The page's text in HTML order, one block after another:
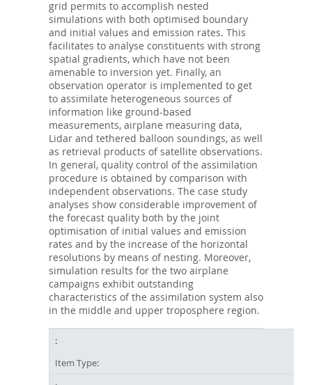
grid permits to accomplish nested
simulations with both optimised boundary
and initial values and emission rates. This
facilitates to analyse constituents with strong
spatial gradients, which have not been
amenable to inversion yet. Finally, an
observation operator is implemented to get
to assimilate heterogeneous sources of
information like ground-based
measurements, airplane measuring data,
Lidar and tethered balloon soundings, as well
as retrieval products of satellite observations.
In general, quality control of the assimilation
procedure is obtained by comparison with
independent observations. The case study
analyses show considerable improvement of
the forecast quality both by the joint
optimisation of initial values and emission
rates and by the increase of the horizontal
resolutions by means of nesting. Moreover,
simulation results for the two airplane
campaigns exhibit outstanding
characteristics of the assimilation system also
in the middle and upper troposphere region.
Item Type: